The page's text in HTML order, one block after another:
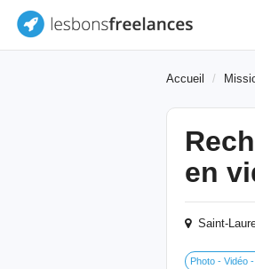
Accueil
en
Saint-
Photo - Vidéo